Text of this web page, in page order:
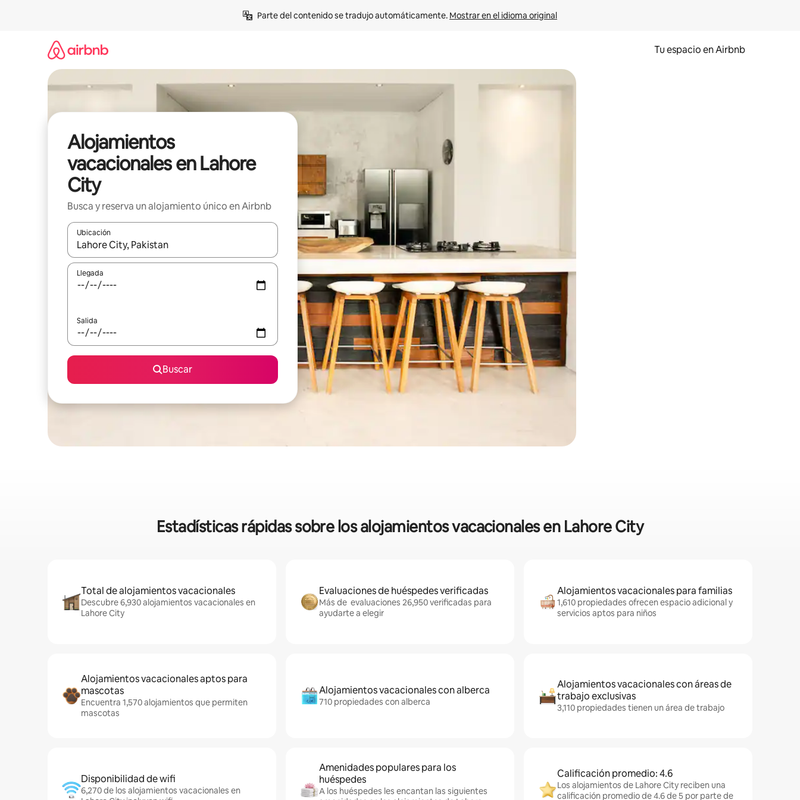
Parte del contenido se tradujo automáticamente. Mostrar en el idioma original
Tu espacio en Airbnb
Alojamientos
vacacionales en Lahore
City
Busca y reserva un alojamiento único en Airbnb
Ubicación
Cuando los resultados estén disponibles, podrás navegar usando las teclas de las flechas hacia arriba y hacia abajo, o bien tocando y deslizando la pantalla.
Llegada
Salida
Buscar
Estadísticas rápidas sobre los alojamientos vacacionales en Lahore City
Total de alojamientos vacacionales
Descubre 6,930 alojamientos vacacionales en
Lahore City
Evaluaciones de huéspedes verificadas
Más de evaluaciones 26,950 verificadas para
ayudarte a elegir
Alojamientos vacacionales para familias
1,610 propiedades ofrecen espacio adicional y
servicios aptos para niños
Alojamientos vacacionales aptos para
mascotas
Encuentra 1,570 alojamientos que permiten
mascotas
Alojamientos vacacionales con alberca
710 propiedades con alberca
Alojamientos vacacionales con áreas de
trabajo exclusivas
3,110 propiedades tienen un área de trabajo
Disponibilidad de wifi
6,270 de los alojamientos vacacionales en
Amenidades populares para los
huéspedes
A los huéspedes les encantan las siguientes
Calificación promedio: 4.6
Los alojamientos de Lahore City reciben una
calificación promedio de 4.6 de 5 por parte de